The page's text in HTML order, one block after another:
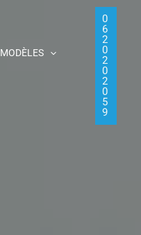
MODÈLES
0
6
2
0
2
0
2
0
5
9